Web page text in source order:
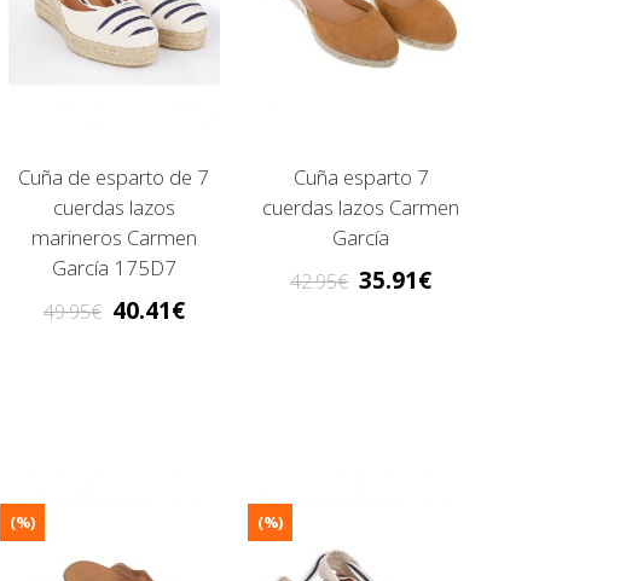
Cuña de esparto de 7
cuerdas lazos
marineros Carmen
García 175D7
49.95 40.41
Cuña esparto 7
cuerdas lazos Carmen
García
42.95 35.91
(%) (%)